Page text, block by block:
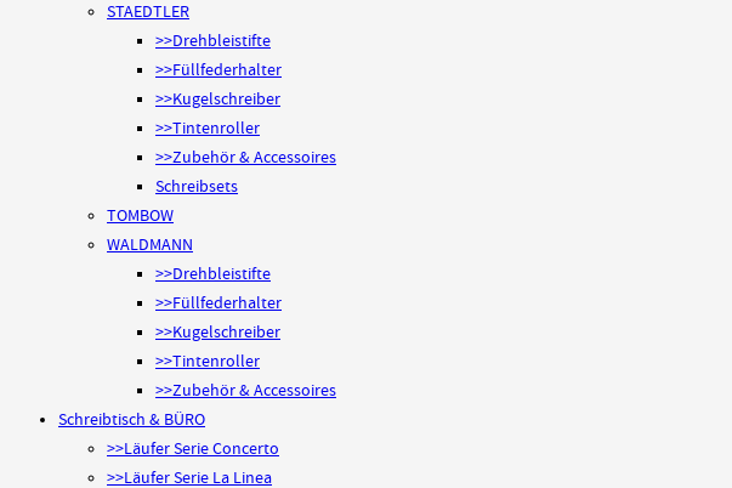
STAEDTLER
>>Drehbleistifte
>>Füllfederhalter
>>Kugelschreiber
>>Tintenroller
>>Zubehör & Accessoires
Schreibsets
TOMBOW
WALDMANN
>>Drehbleistifte
>>Füllfederhalter
>>Kugelschreiber
>>Tintenroller
>>Zubehör & Accessoires
Schreibtisch & BÜRO
>>Läufer Serie Concerto
>>Läufer Serie La Linea